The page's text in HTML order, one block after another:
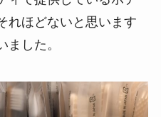
れほどないと思います
した。